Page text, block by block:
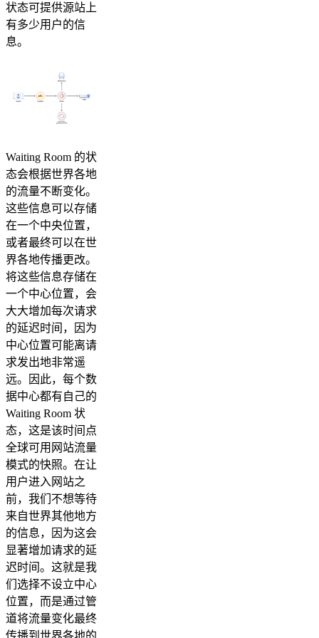
状态可提供源站上
有多少用户的信
息。
Waiting Room 的状
态会根据世界各地
的流量不断变化。
这些信息可以存储
在一个中央位置，
或者最终可以在世
界各地传播更改。
将这些信息存储在
一个中心位置，会
大大增加每次请求
的延迟时间，因为
中心位置可能离请
求发出地非常遥
远。因此，每个数
据中心都有自己的
Waiting Room 状
态，这是该时间点
全球可用网站流量
模式的快照。在让
用户进入网站之
前，我们不想等待
来自世界其他地方
的信息，因为这会
显著增加请求的延
迟时间。这就是我
们选择不设立中心
位置，而是通过管
道将流量变化最终
传播到世界各地的